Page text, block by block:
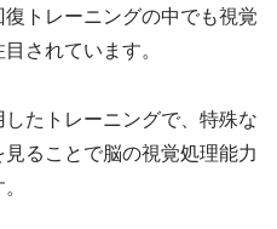
トレーニングの中でも視覚
されています。
たトレーニングで、特殊な
ることで脳の視覚処理能力